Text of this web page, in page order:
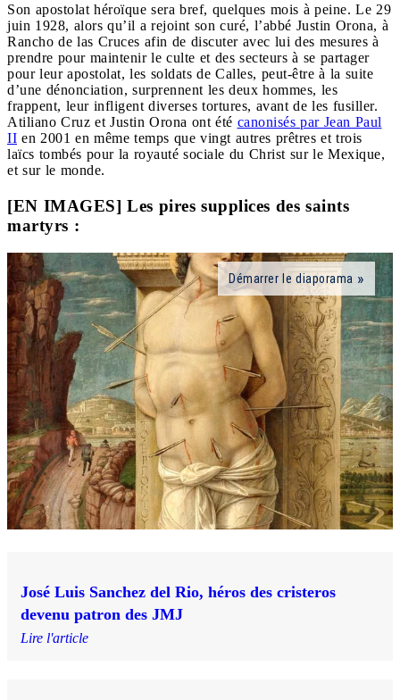
Son apostolat héroïque sera bref, quelques mois à peine. Le 29
juin 1928, alors qu’il a rejoint son curé, l’abbé Justin Orona, à
Rancho de las Cruces afin de discuter avec lui des mesures à
prendre pour maintenir le culte et des secteurs à se partager
pour leur apostolat, les soldats de Calles, peut-être à la suite
d’une dénonciation, surprennent les deux hommes, les
frappent, leur infligent diverses tortures, avant de les fusiller.
Atiliano Cruz et Justin Orona ont été canonisés par Jean Paul
II en 2001 en même temps que vingt autres prêtres et trois
laïcs tombés pour la royauté sociale du Christ sur le Mexique,
et sur le monde.
[EN IMAGES] Les pires supplices des saints
martyrs :
Démarrer le diaporama
José Luis Sanchez del Rio, héros des cristeros
devenu patron des JMJ
Lire l'article